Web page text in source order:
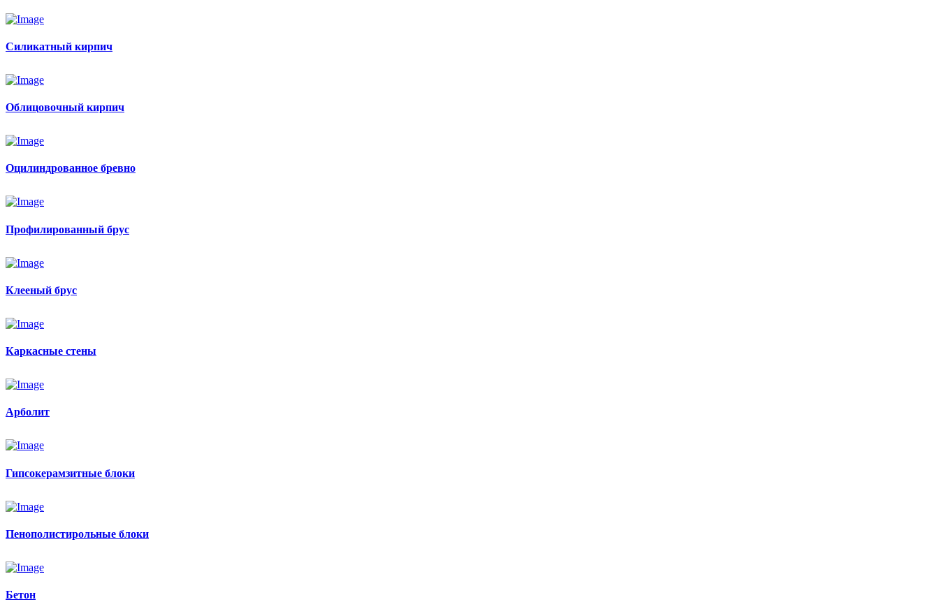
Силикатный кирпич
Облицовочный кирпич
Оцилиндрованное бревно
Профилированный брус
Клееный брус
Каркасные стены
Арболит
Гипсокерамзитные блоки
Пенополистирольные блоки
Бетон